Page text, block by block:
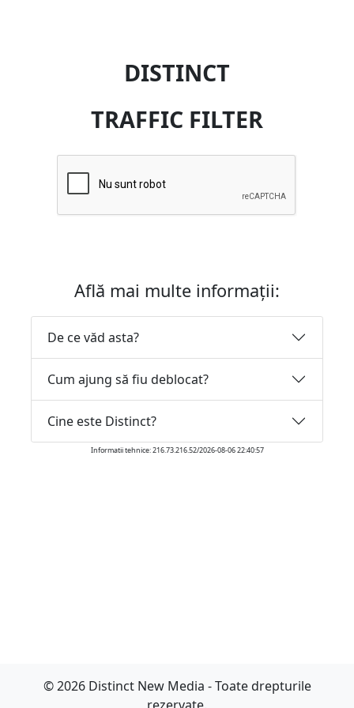
DISTINCT
TRAFFIC FILTER
Află mai multe informații:
De ce văd asta?
Cum ajung să fiu deblocat?
Cine este Distinct?
Informatii tehnice: 216.73.216.52/2026-08-06 22:40:57
© 2026 Distinct New Media - Toate drepturile